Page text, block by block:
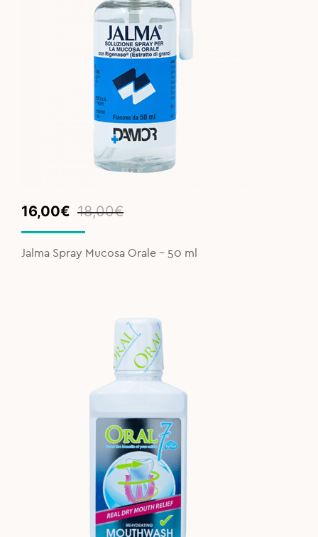
18,00€
Original
price
was:
18,00€.
16,00€
Current
price
is:
16,00€.
Jalma Spray Mucosa Orale - 50 ml